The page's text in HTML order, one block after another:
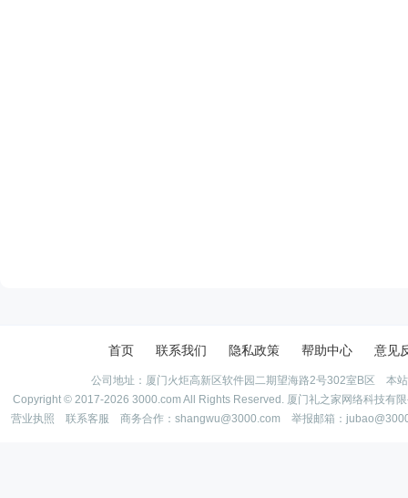
首页 联系我们 隐私政策 帮助中心 意见
公司地址：厦门火炬高新区软件园二期望海路2号302室B区 本
Copyright © 2017-2026 3000.com All Rights Reserved. 厦门礼之家网络科技有
营业执照
联系客服 商务合作：shangwu@3000.com 举报邮箱：